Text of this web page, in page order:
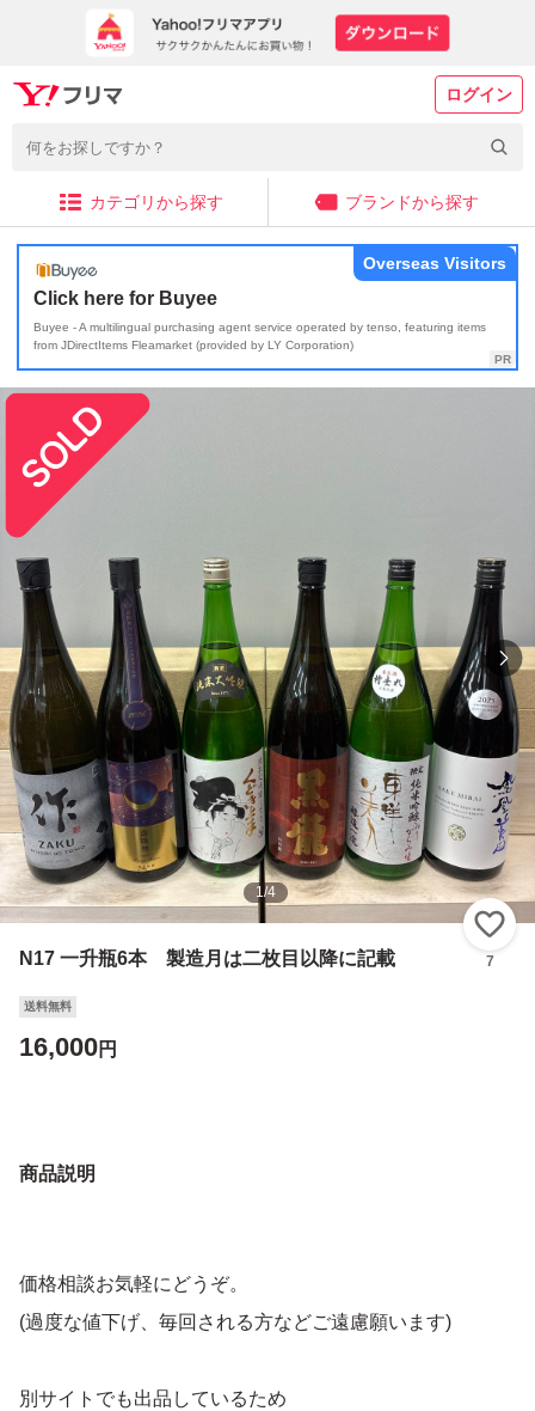
ログイン
カテゴリから探す ブランドから探す
Click here for Buyee
Buyee - A multilingual purchasing agent service operated by tenso, featuring items
from JDirectItems Fleamarket (provided by LY Corporation)
Overseas Visitors
1/4
N17 一升瓶6本 製造月は二枚目以降に記載 7
送料無料
16,000円
商品説明
価格相談お気軽にどうぞ。
(過度な値下げ、毎回される方などご遠慮願います)
別サイトでも出品しているため